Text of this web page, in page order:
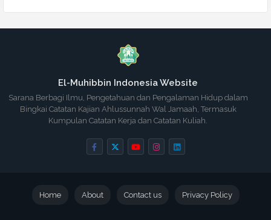
El-Muhibbin Indonesia Website
Sarana Berbagi Ilmu, Pengetahuan dan Pengalaman Hidup dalam
Bingkai Catatan Kajian Ahlussunnah Wal Jamaah, Termasuk
Kumpulan Catatan Kerja dan Catatan Kuliah.
Home About Contact us Privacy Policy